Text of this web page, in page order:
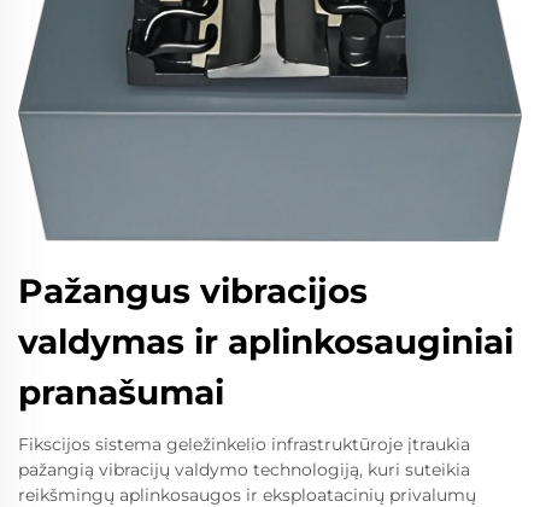
Pažangus vibracijos
valdymas ir aplinkosauginiai
pranašumai
Fikscijos sistema geležinkelio infrastruktūroje įtraukia
pažangią vibracijų valdymo technologiją, kuri suteikia
reikšmingų aplinkosaugos ir eksploatacinių privalumų